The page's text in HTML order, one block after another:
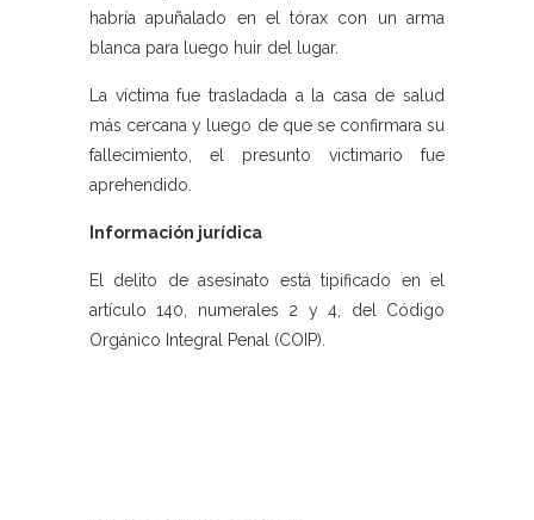
habría apuñalado en el tórax con un arma
blanca para luego huir del lugar.
La víctima fue trasladada a la casa de salud
más cercana y luego de que se confirmara su
fallecimiento, el presunto victimario fue
aprehendido.
Información jurídica
El delito de asesinato está tipificado en el
artículo 140, numerales 2 y 4, del Código
Orgánico Integral Penal (COIP).